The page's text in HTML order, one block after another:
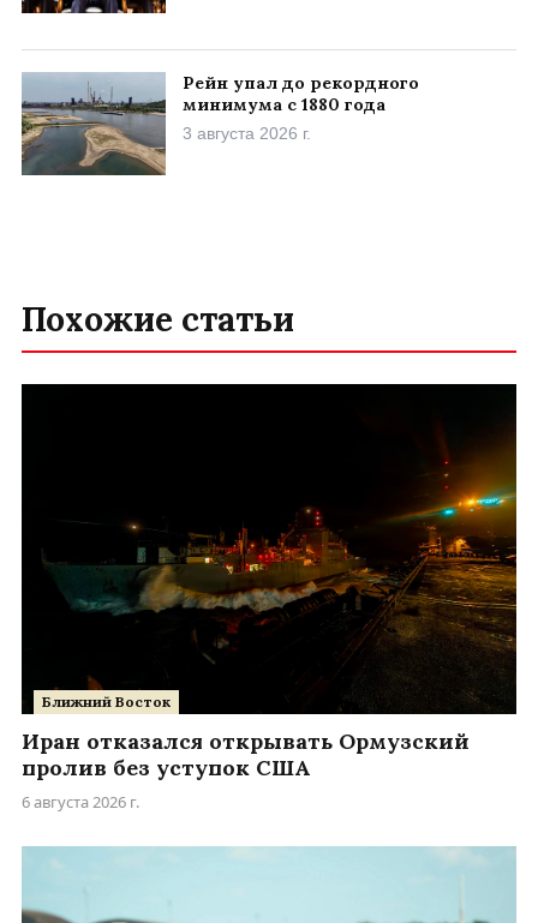
Рейн упал до рекордного
минимума с 1880 года
3 августа 2026 г.
Похожие статьи
Ближний Восток
Иран отказался открывать Ормузский
пролив без уступок США
6 августа 2026 г.